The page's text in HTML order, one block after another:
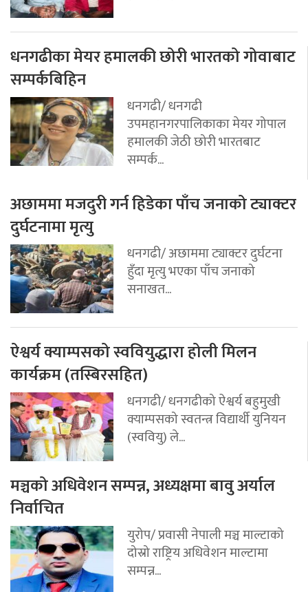
धनगढीका मेयर हमालकी छोरी भारतको गोवाबाट
सम्पर्कबिहिन
धनगढी/ धनगढी
उपमहानगरपालिकाका मेयर गोपाल
हमालकी जेठी छोरी भारतबाट
सम्पर्क...
अछाममा मजदुरी गर्न हिडेका पाँच जनाको ट्याक्टर
दुर्घटनामा मृत्यु
धनगढी/ अछाममा ट्याक्टर दुर्घटना
हुँदा मृत्यु भएका पाँच जनाको
सनाखत...
ऐश्वर्य क्याम्पसको स्ववियुद्धारा होली मिलन
कार्यक्रम (तस्बिरसहित)
धनगढी/ धनगढीको ऐश्वर्य बहुमुखी
क्याम्पसको स्वतन्त्र विद्यार्थी युनियन
(स्ववियु) ले...
मञ्चको अधिवेशन सम्पन्न, अध्यक्षमा बावु अर्याल
निर्वाचित
युरोप/ प्रवासी नेपाली मञ्च माल्टाको
दोस्रो राष्ट्रिय अधिवेशन माल्टामा
सम्पन्न...